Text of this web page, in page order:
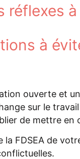
réflexes
à
ouverte et
sur le travail
de mettre en
la FDSEA de
.